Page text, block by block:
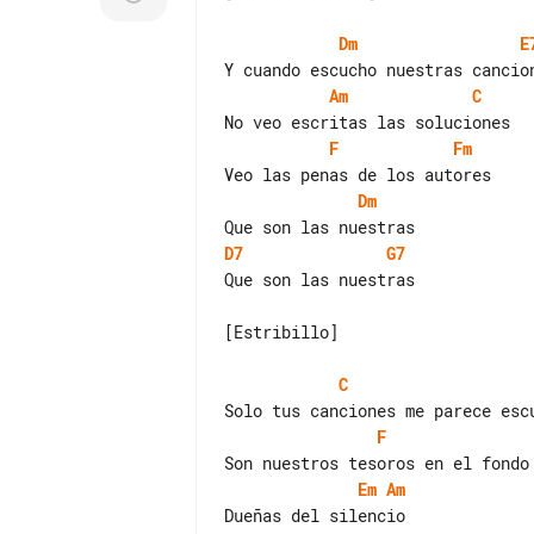
Dm
Am
C
F
Fm
Dm
D7
G7
Que son las nuestras
[Estribillo]
C
F
Em Am